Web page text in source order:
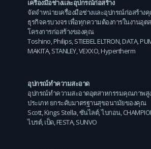
เครื่องมือช่างและอุปกรณ์ก่อสร้าง
จัดจำหน่ายเครื่องมือช่างและอุปกรณ์ก่อสร้าง
ธุรกิจครบวงจร เพื่อทุกความต้องการในงานอุต
โครงการก่อสร้างของคุณ
Toshino,Philips,STIEBEL ELTRON,DATA,
MAKITA,STANLEY,VEXXO,Hypertherm
อุปกรณ์ทำความสะอาด
อุปกรณ์ทำความสะอาดอุตสาหกรรมคุณภาพสู
ประเภท ยกระดับมาตรฐานสุขอนามัยของคุณ
Scott,Kings Stella,ซันไลต์,ไบกอน,
ไบรต์,เป็ด,FESTA,SUNVO